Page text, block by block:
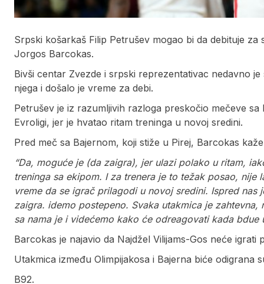
Srpski košarkaš Filip Petrušev mogao bi da debituje
Jorgos Barcokas.
Bivši centar Zvezde i srpski reprezentativac nedavno
njega i došalo je vreme za debi.
Petrušev je iz razumljivih razloga preskočio mečeve
Evroligi, jer je hvatao ritam treninga u novoj sredini.
Pred meč sa Bajernom, koji stiže u Pirej, Barcokas
“Da, moguće je (da zaigra), jer ulazi polako u ritam,
treninga sa ekipom. I za trenera je to težak posao,
vreme da se igrač prilagodi u novoj sredini. Ispred
zaigra. idemo postepeno. Svaka utakmica je
sa nama je i videćemo kako će odreagovati kada bdue
Barcokas je najavio da Najdžel Vilijams-Gos neće igrati
Utakmica između Olimpijakosa i Bajerna biće odigrana
B92.